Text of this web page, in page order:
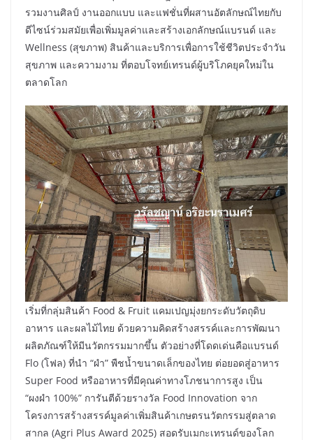
รวมงานศิลป์ งานออกแบบ และแฟชั่นที่ผสานอัตลักษณ์ไทยกับ
ดีไซน์ร่วมสมัยเพื่อเพิ่มมูลค่าและสร้างเอกลักษณ์แบรนด์ และ
Wellness (สุขภาพ) สินค้าและบริการเพื่อการใช้ชีวิตประจำวัน
สุขภาพ และความงาม ที่ตอบโจทย์เทรนด์ผู้บริโภคยุคใหม่ใน
ตลาดโลก
เริ่มที่กลุ่มสินค้า Food & Fruit แคมเปญมุ่งยกระดับวัตถุดิบ
อาหาร และผลไม้ไทย ด้วยความคิดสร้างสรรค์และการพัฒนา
ผลิตภัณฑ์ให้มีนวัตกรรมมากขึ้น ตัวอย่างที่โดดเด่นคือแบรนด์
Flo (โฟล) ที่นำ “ผำ” พืชน้ำขนาดเล็กของไทย ต่อยอดสู่อาหาร
Super Food หรืออาหารที่มีคุณค่าทางโภชนาการสูง เป็น
“ผงผำ 100%” การันตีด้วยรางวัล Food Innovation จาก
โครงการสร้างสรรค์มูลค่าเพิ่มสินค้าเกษตรนวัตกรรมสู่ตลาด
สากล (Agri Plus Award 2025) สอดรับเมกะเทรนด์ของโลก